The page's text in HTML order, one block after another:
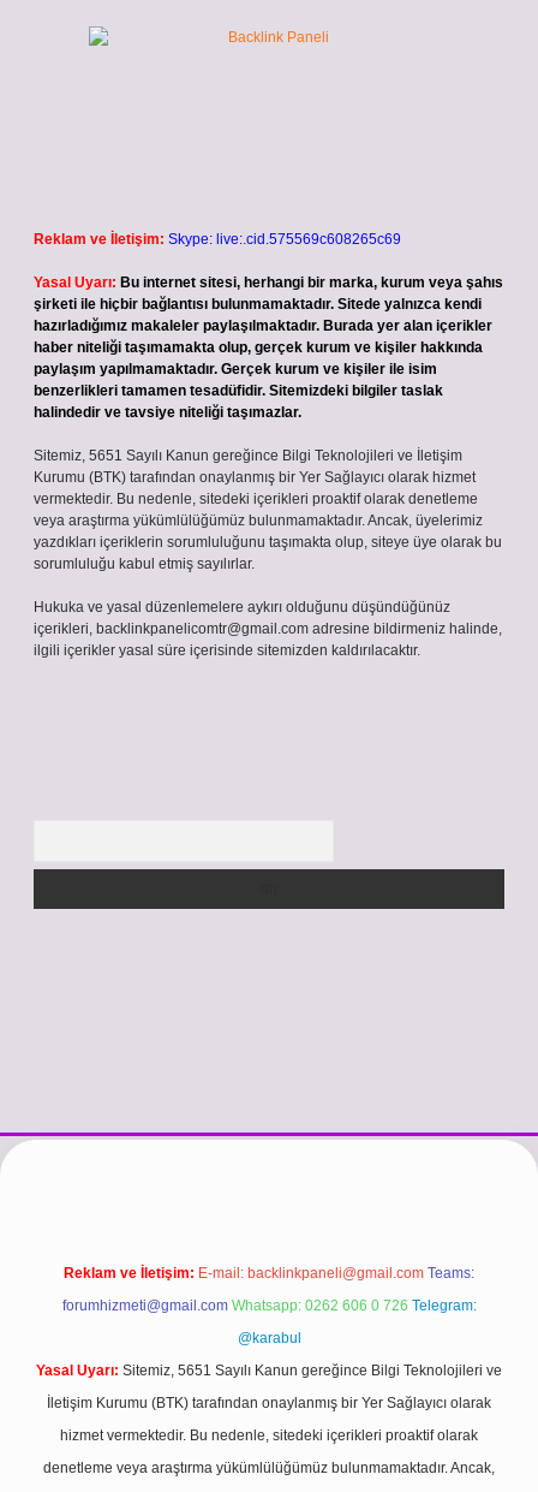
Reklam ve İletişim: Skype: live:.cid.575569c608265c69
Yasal Uyarı: Bu internet sitesi, herhangi bir marka, kurum veya şahıs
şirketi ile hiçbir bağlantısı bulunmamaktadır. Sitede yalnızca kendi
hazırladığımız makaleler paylaşılmaktadır. Burada yer alan içerikler
haber niteliği taşımamakta olup, gerçek kurum ve kişiler hakkında
paylaşım yapılmamaktadır. Gerçek kurum ve kişiler ile isim
benzerlikleri tamamen tesadüfidir. Sitemizdeki bilgiler taslak
halindedir ve tavsiye niteliği taşımazlar.
Sitemiz, 5651 Sayılı Kanun gereğince Bilgi Teknolojileri ve İletişim
Kurumu (BTK) tarafından onaylanmış bir Yer Sağlayıcı olarak hizmet
vermektedir. Bu nedenle, sitedeki içerikleri proaktif olarak denetleme
veya araştırma yükümlülüğümüz bulunmamaktadır. Ancak, üyelerimiz
yazdıkları içeriklerin sorumluluğunu taşımakta olup, siteye üye olarak bu
sorumluluğu kabul etmiş sayılırlar.
Hukuka ve yasal düzenlemelere aykırı olduğunu düşündüğünüz
içerikleri, backlinkpanelicomtr@gmail.com adresine bildirmeniz halinde,
ilgili içerikler yasal süre içerisinde sitemizden kaldırılacaktır.
www.betexper.xyz/betci.cobetci girişhiltonbet güncel giriş
Reklam ve İletişim: E-mail: backlinkpaneli@gmail.com Teams:
forumhizmeti@gmail.com Whatsapp: 0262 606 0 726 Telegram:
@karabul
Yasal Uyarı: Sitemiz, 5651 Sayılı Kanun gereğince Bilgi Teknolojileri ve
İletişim Kurumu (BTK) tarafından onaylanmış bir Yer Sağlayıcı olarak
hizmet vermektedir. Bu nedenle, sitedeki içerikleri proaktif olarak
denetleme veya araştırma yükümlülüğümüz bulunmamaktadır. Ancak,